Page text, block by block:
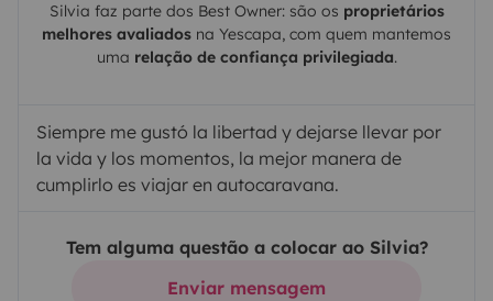
Silvia faz parte dos Best Owner: são os proprietários
melhores avaliados na Yescapa, com quem mantemos
uma relação de confiança privilegiada.
Siempre me gustó la libertad y dejarse llevar por
la vida y los momentos, la mejor manera de
cumplirlo es viajar en autocaravana.
Tem alguma questão a colocar ao Silvia?
Enviar mensagem